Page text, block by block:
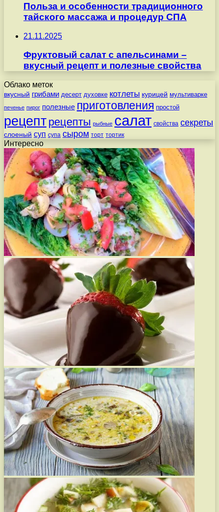
Польза и особенности традиционного
тайского массажа и процедур СПА
21.11.2025
Фруктовый салат с апельсинами –
вкусный рецепт и полезные свойства
Облако меток
вкусный грибами десерт духовке котлеты курицей мультиварке
печенье пирог полезные приготовления простой
рецепт рецепты рыбные салат свойства секреты
слоеный суп супа сыром торт тортик
Интересно